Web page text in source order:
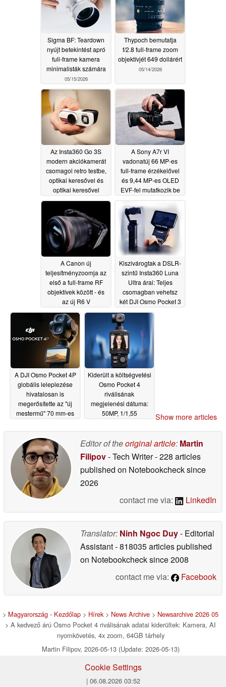
Sigma BF: Teardown
nyújt betekintést apró
full-frame kamera
minimalisták számára
05/15/2026
Thypoch bemutatja
f/2.8 full-frame zoom
objektívjét 649 dollárért
05/14/2026
Az Insta360 Go 3S
modern akciókamerát
csomagol retro testbe,
optikai keresővel és
optikai keresővel
05/14/2026
A Sony A7r VI
vadonatúj 66 MP-es
full-frame érzékelővel
és 9,44 MP-es OLED
EVF-fel mutatkozik be
A Canon új
teljesítményzoomja az
első a full-frame RF
objektívek között - és
az új R6 V
fényképezőgéphez jár
05/14/2026
Kiszivárogtak a DSLR-
szintű Insta360 Luna
Ultra árai: Teljes
csomagban vehetsz
két DJI Osmo Pocket 3
kamerát?05/12/2026
A DJI Osmo Pocket 4P
globális leleplezése
hivatalosan is
megerősítette az "új
mestermű" 70 mm-es
Kiderült a költségvetési
Osmo Pocket 4
riválisának
megjelenési dátuma:
50MP, 1/1,55
kialakítás várható
Show more articles
Editor of theoriginal article: Martin
Filipov- Tech Writer- 228 articles
published on Notebookchecksince
2026
contact me via:
LinkedIn
Translator: Ninh Ngoc Duy- Editorial
Assistant- 818035 articles published
on Notebookchecksince 2008
contact me via:
Facebook
> Magyarország - Kezdőlap > Hírek> News Archive > Newsarchive 2026 05
> A kedvező árú Osmo Pocket 4 riválisának adatai kiderültek: Kamera, AI
nyomkövetés, 4x zoom, 64GB tárhely
Martin Filipov, 2026-05-13 (Update: 2026-05-13)
Cookie Settings
| 06.08.2026 03:52